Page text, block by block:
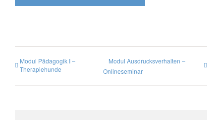
Modul Pädagogik I –
Therapiehunde
Modul Ausdrucksverhalten –
Onlineseminar